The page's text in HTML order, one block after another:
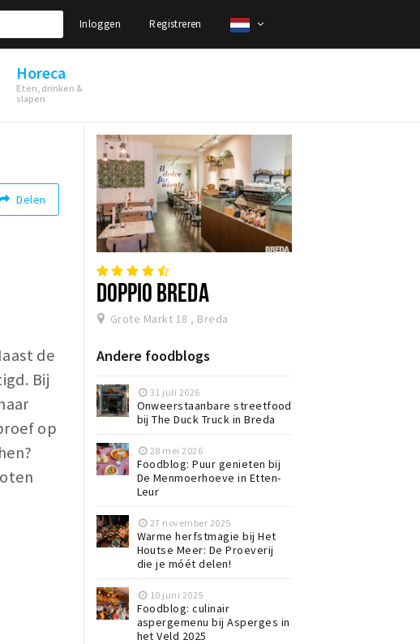
Inloggen Registreren
Horeca
Eten, drinken &
slapen
Delen
de
Bij
op
DOPPIO BREDA
Grote Markt 18 , Breda
Andere foodblogs
31 juli 2026
Onweerstaanbare streetfood
bij The Duck Truck in Breda
28 mei 2026
Foodblog: Puur genieten bij
De Menmoerhoeve in Etten-
Leur
27 november 2025
Warme herfstmagie bij Het
Houtse Meer: De Proeverij
die je móét delen!
10 juni 2025
Foodblog: culinair
aspergemenu bij Asperges in
het Veld 2025